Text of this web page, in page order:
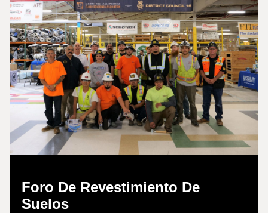
Foro De Revestimiento De
Suelos